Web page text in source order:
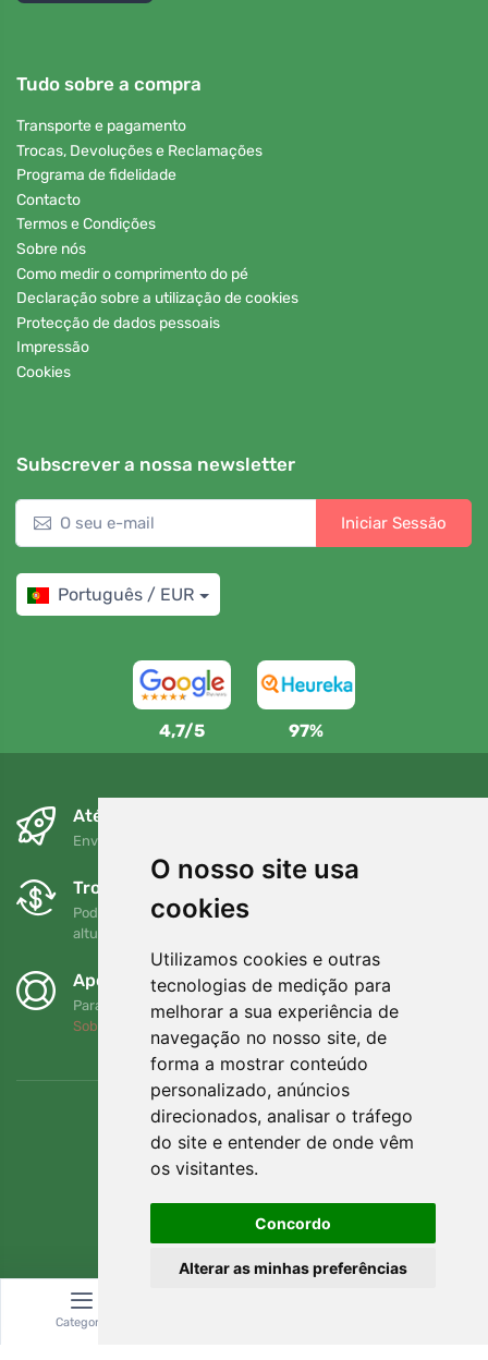
O nosso site usa
cookies
Utilizamos cookies e outras
tecnologias de medição para
melhorar a sua experiência de
navegação no nosso site, de
forma a mostrar conteúdo
personalizado, anúncios
direcionados, analisar o tráfego
do site e entender de onde vêm
os visitantes.
Concordo
Alterar as minhas preferências
Tudo sobre a compra
Transporte e pagamento
Trocas, Devoluções e Reclamações
Programa de fidelidade
Contacto
Termos e Condições
Sobre nós
Como medir o comprimento do pé
Declaração sobre a utilização de cookies
Protecção de dados pessoais
Impressão
Cookies
Subscrever a nossa newsletter
Iniciar Sessão
Português / EUR
4,7/5 97%
Até ao dia seguinte e sem custos
Envio gratuito para encomendas superiores a 80 EUR
Trocas e devoluções gratuitas
Pode devolver ou trocar a sua encomenda em qualquer
altura no prazo de 90 dias
Apoiamos a Trees.org
Para cada encomenda plantamos uma árvore! Leia mais
Sobre nós
Categoria